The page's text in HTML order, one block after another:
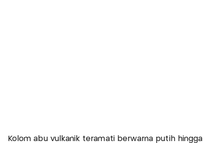
Kolom abu vulkanik teramati berwarna putih hingga